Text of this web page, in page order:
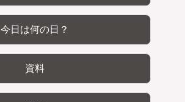
今日は何の日？
資料